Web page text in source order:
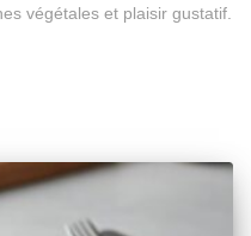
végétales et plaisir gustatif.